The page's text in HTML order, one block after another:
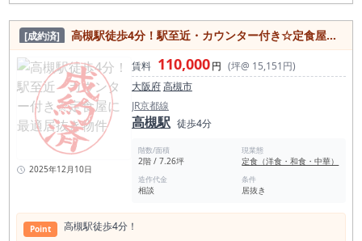
[成約済] 高槻駅徒歩4分！駅至近・カウンター付き☆定食屋に最適居抜き物件
2025年12月10日
賃料 110,000円 (坪@ 15,151円)
大阪府高槻市
JR京都線
高槻駅 徒歩4分
階数/面積
2階 / 7.26坪
現業態
定食（洋食・和食・中華）
造作代金
相談
条件
居抜き
Point 高槻駅徒歩4分！